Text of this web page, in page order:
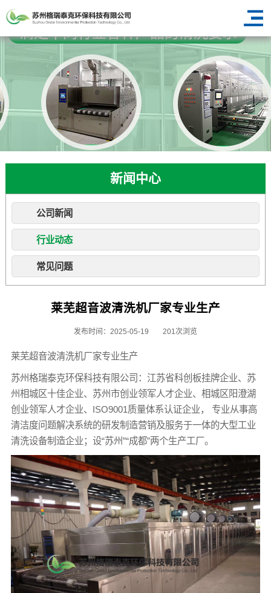
新闻中心
公司新闻
行业动态
常见问题
莱芜超音波清洗机厂家专业生产
发布时间：2025-05-19 201次浏览
莱芜超音波清洗机厂家专业生产
苏州格瑞泰克环保科技有限公司：江苏省科创板挂牌企业、苏
州相城区十佳企业、苏州市创业领军人才企业、相城区阳澄湖
创业领军人才企业、ISO9001质量体系认证企业， 专业从事高
清洁度问题解决系统的研发制造营销及服务于一体的大型工业
清洗设备制造企业；设“苏州”“成都”两个生产工厂。